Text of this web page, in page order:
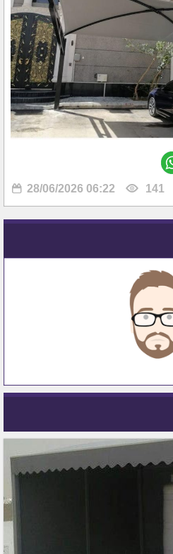
28/06/2026 06:22 141